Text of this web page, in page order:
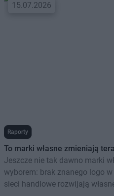
15.07.2026
Raporty
To marki własne zmieniają
Jeszcze nie tak dawno marki
wyborem: brak znanego logo
sieci handlowe rozwijają